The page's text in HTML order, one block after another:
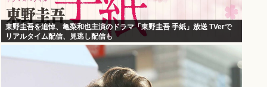
東野圭吾を追悼、亀梨和也主演のドラマ「東野圭吾 手紙」放送 TVerで
リアルタイム配信、見逃し配信も